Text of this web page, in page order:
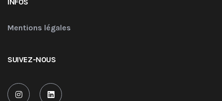
Mentions légales
SUIVEZ-NOUS